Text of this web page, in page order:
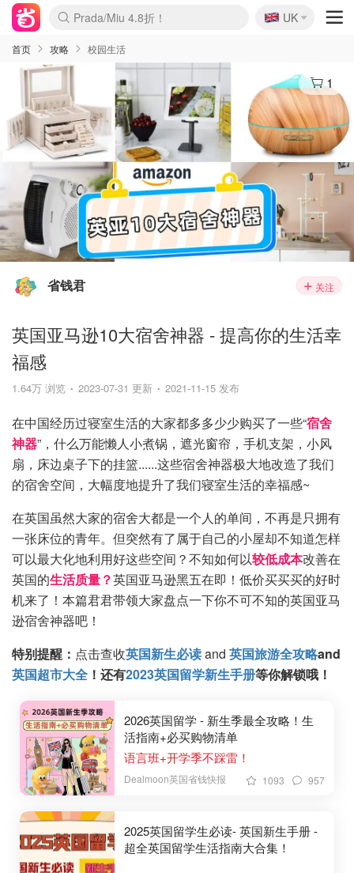
麦卢卡蜂蜜夏促！个位数！
Prada/Miu 4.8折！
啥？必胜客披萨5折！
🇬🇧
UK
首页 攻略 校园生活
1
省钱君 关注
英国亚马逊10大宿舍神器 - 提高你的生活幸
福感
1.64万 浏览 2023-07-31 更新 2021-11-15 发布
在中国经历过寝室生活的大家都多多少少购买了一些“宿舍
神器”，什么万能懒人小煮锅，遮光窗帘，手机支架，小风
扇，床边桌子下的挂篮......这些宿舍神器极大地改造了我们
的宿舍空间，大幅度地提升了我们寝室生活的幸福感~
在英国虽然大家的宿舍大都是一个人的单间，不再是只拥有
一张床位的青年。但突然有了属于自己的小屋却不知道怎样
可以最大化地利用好这些空间？不知如何以较低成本改善在
英国的生活质量？英国亚马逊黑五在即！低价买买买的好时
机来了！本篇君君带领大家盘点一下你不可不知的英国亚马
逊宿舍神器吧！
特别提醒： 点击查收英国新生必读and 英国旅游全攻略and
英国超市大全 ！还有2023英国留学新生手册等你解锁哦！
2026英国留学 - 新生季最全攻略！生
活指南+必买购物清单
语言班+开学季不踩雷！
Dealmoon英国省钱快报 1093 957
2025英国留学生必读- 英国新生手册 -
超全英国留学生活指南大合集！